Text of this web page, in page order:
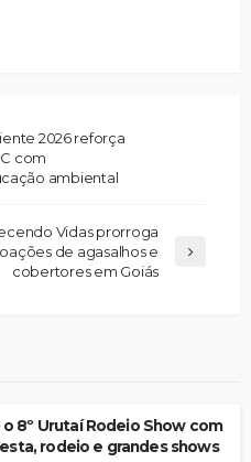
2026 reforça
com
ambiental
Vidas prorroga
de agasalhos e
cobertores em Goiás
8º Urutaí Rodeio Show com
rodeio e grandes shows